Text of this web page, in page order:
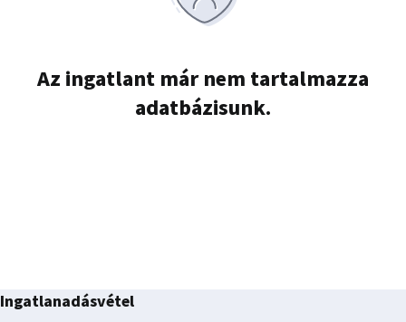
Az ingatlant már nem tartalmazza
adatbázisunk.
Ingatlanadásvétel